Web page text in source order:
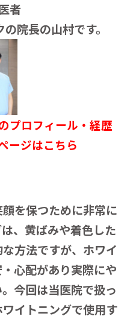
者
院長の山村です。
プロフィール・経歴
ージはこちら
を保つために非常に
、黄ばみや着色した
方法ですが、ホワイ
心配があり実際にや
今回は当医院で扱っ
イトニングで使用す